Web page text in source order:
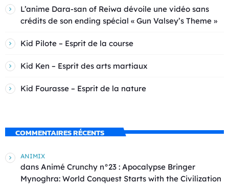
L’anime Dara-san of Reiwa dévoile une vidéo sans
crédits de son ending spécial « Gun Valsey’s Theme »
Kid Pilote – Esprit de la course
Kid Ken – Esprit des arts martiaux
Kid Fourasse – Esprit de la nature
COMMENTAIRES RÉCENTS
ANIMIX
dans Animé Crunchy n°23 : Apocalypse Bringer
Mynoghra: World Conquest Starts with the Civilization